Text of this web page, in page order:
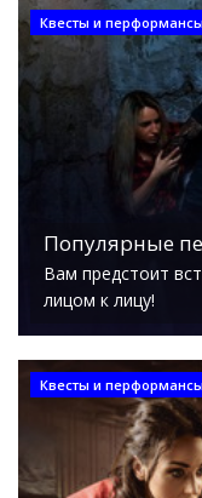
Квесты и перформансы
Популярные
Вам предстоит
лицом к лицу!
Квесты и перформансы